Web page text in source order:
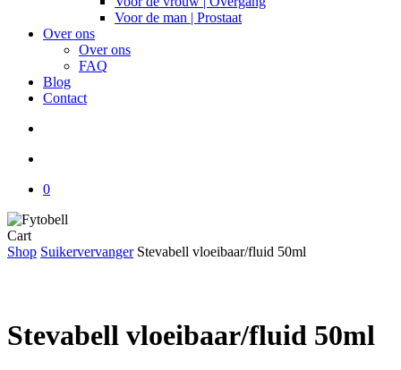
Voor de man | Prostaat
Over ons
Over ons
FAQ
Blog
Contact
0
CartClose
Cart
Shop Suikervervanger Stevabell vloeibaar/fluid 50ml
Stevabell vloeibaar/fluid 50ml